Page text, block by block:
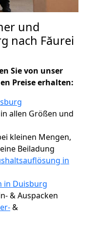
und
nach Făurei
Sie von unser
Preise erhalten:
allen Größen und
kleinen Mengen,
Beiladung
in
in Duisburg
& Auspacken
&